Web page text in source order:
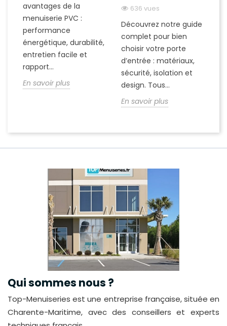
avantages de la
menuiserie PVC :
performance
énergétique, durabilité,
entretien facile et
rapport...
En savoir plus
636 vues
Découvrez notre guide
complet pour bien
choisir votre porte
d’entrée : matériaux,
sécurité, isolation et
design. Tous...
En savoir plus
Qui sommes nous ?
Top-Menuiseries est une entreprise française, située en
Charente-Maritime, avec des conseillers et experts